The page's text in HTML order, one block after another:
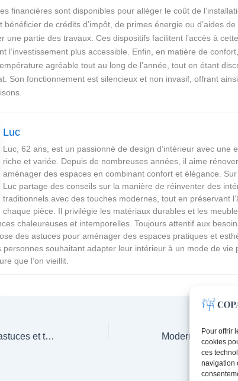
Pour offrir
cookies
ces
navigation
financières sont disponibles pour alléger le coût de
de crédits d’impôt, de primes énergie ou d’aides de
une partie des travaux. Ces dispositifs facilitent l’accès à
l’investissement plus accessible. Enfin, en matière de
agréable tout au long de l’année, tout en étant
Son fonctionnement est silencieux et non invasif, offrant
Luc
Luc, 62 ans, est un passionné de design d’intérieur avec une
riche et variée. Depuis de nombreuses années, il aime
aménager des espaces en combinant confort et élégance.
Luc partage des conseils sur la manière de réinventer des
traditionnels avec des touches modernes, tout en préservant
chaque pièce. Il privilégie les matériaux durables et les
chaleureuses et intemporelles. Toujours attentif aux
des astuces pour aménager des espaces pratiques et
personnes souhaitant adapter leur intérieur à un mode de vie
que l’on vieillit.
Rénovation intérieure : astuces et tendances